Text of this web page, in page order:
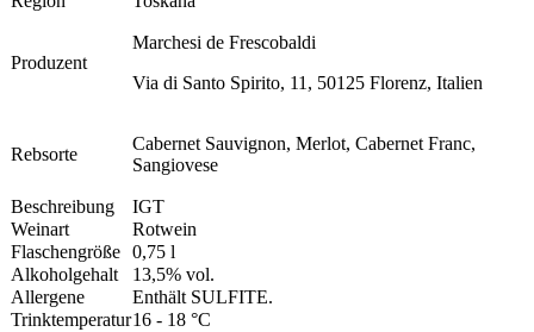
Produzent
Marchesi de Frescobaldi
Via di Santo Spirito, 11, 50125 Florenz, Italien
Rebsorte
Cabernet Sauvignon, Merlot, Cabernet Franc,
Sangiovese
Beschreibung
IGT
Weinart
Rotwein
Flaschengröße 0,75 l
Alkoholgehalt
13,5% vol.
Allergene
Enthält SULFITE.
Trinktemperatur16 - 18 °C